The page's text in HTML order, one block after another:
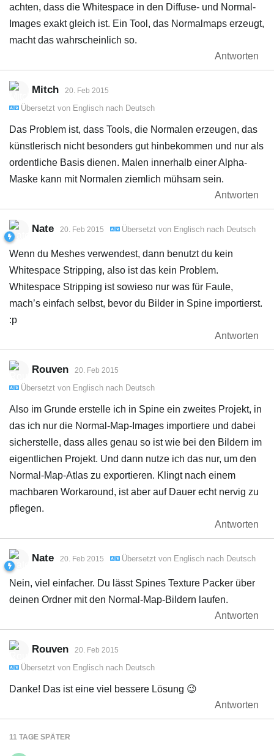
achten, dass die Whitespace in den Diffuse- und Normal-
Images exakt gleich ist. Ein Tool, das Normalmaps erzeugt,
macht das wahrscheinlich so.
Antworten
Mitch 20. Feb 2015
Übersetzt von Englisch nach Deutsch
Das Problem ist, dass Tools, die Normalen erzeugen, das
künstlerisch nicht besonders gut hinbekommen und nur als
ordentliche Basis dienen. Malen innerhalb einer Alpha-
Maske kann mit Normalen ziemlich mühsam sein.
Antworten
Nate 20. Feb 2015 Übersetzt von Englisch nach Deutsch
Wenn du Meshes verwendest, dann benutzt du kein
Whitespace Stripping, also ist das kein Problem.
Whitespace Stripping ist sowieso nur was für Faule,
mach’s einfach selbst, bevor du Bilder in Spine importierst.
:p
Antworten
Rouven 20. Feb 2015
Übersetzt von Englisch nach Deutsch
Also im Grunde erstelle ich in Spine ein zweites Projekt, in
das ich nur die Normal-Map-Images importiere und dabei
sicherstelle, dass alles genau so ist wie bei den Bildern im
eigentlichen Projekt. Und dann nutze ich das nur, um den
Normal-Map-Atlas zu exportieren. Klingt nach einem
machbaren Workaround, ist aber auf Dauer echt nervig zu
pflegen.
Antworten
Nate 20. Feb 2015 Übersetzt von Englisch nach Deutsch
Nein, viel einfacher. Du lässt Spines Texture Packer über
deinen Ordner mit den Normal-Map-Bildern laufen.
Antworten
Rouven 20. Feb 2015
Übersetzt von Englisch nach Deutsch
Danke! Das ist eine viel bessere Lösung 😉
Antworten
11 TAGE SPÄTER